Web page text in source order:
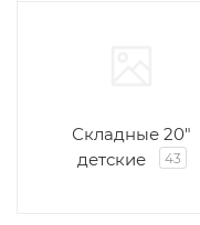
Складные 20"
детские
43